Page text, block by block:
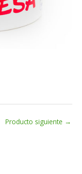
Producto siguiente →